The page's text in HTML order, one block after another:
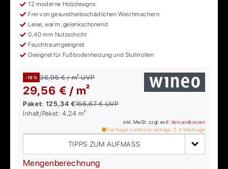
12 moderne Holzdesigns
Frei von gesundheitsschädlichen Weichmachern
Leise, warm, gelenkschonend
0,40 mm Nutzschicht
Feuchtraumgeeignet
Geeignet für Fußbodenheizung und Stuhlrollen
-19 % 36,95 € / m²UVP
29,56 € / m²
Paket: 125,34 €156,67 €UVP
Inhalt/Paket:4,24 m²
inkl. MwSt. zzgl. evtl. Versandkosten
Die Regel-Lieferzeit beträgt: 2-4 Werktage
TIPPS ZUM AUFMASS
Mengenberechnung